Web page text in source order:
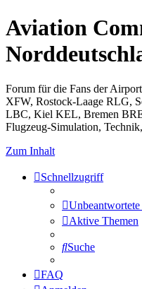
Aviation
Forum für die Fans der
XFW, Rostock-Laage RLG,
LBC, Kiel KEL, Bremen
Flugzeug-Simulation,
Zum Inhalt
Schnellzugriff
Unbeantwortete
Aktive Themen
Suche
FAQ